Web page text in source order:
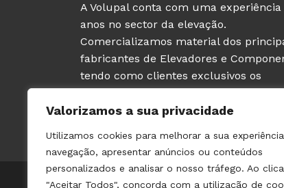
Valorizamos a sua privacidade
Utilizamos cookies para melhorar a sua
navegação, apresentar anúncios ou conteúdos
personalizados e analisar o nosso tráfego. Ao
"Aceitar Todos", concorda com a utilização de
A Volupal conta com uma experiência
anos no sector da elevação.
Comercializamos material dos
fabricantes de Elevadores e
tendo como clientes exclusivos os
PROFISSIONAIS deste sector
instaladores de ascensores).
© 2021 VOLUPAL | TODOS OS DIREITOS